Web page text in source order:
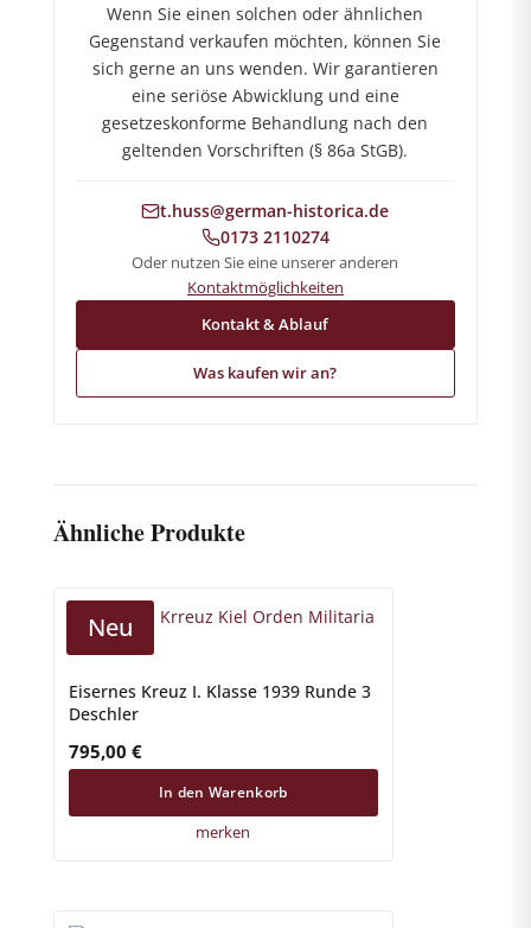
Wenn Sie einen solchen oder ähnlichen
Gegenstand verkaufen möchten, können Sie
sich gerne an uns wenden. Wir garantieren
eine seriöse Abwicklung und eine
gesetzeskonforme Behandlung nach den
geltenden Vorschriften (§ 86a StGB).
t.huss@german-historica.de
0173 2110274
Oder nutzen Sie eine unserer anderen
Kontaktmöglichkeiten
Kontakt & Ablauf
Was kaufen wir an?
Ähnliche Produkte
Neu
Eisernes Kreuz I. Klasse 1939 Runde 3
Deschler
795,00 €
In den Warenkorb
merken